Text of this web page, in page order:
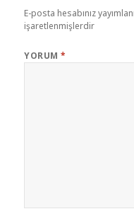
E-posta hesabınız
işaretlenmişlerdir
YORUM*